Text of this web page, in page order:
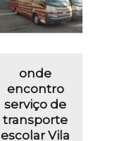
onde
encontro
serviço de
transporte
escolar Vila